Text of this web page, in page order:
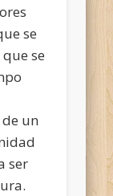
se
se
un
ser